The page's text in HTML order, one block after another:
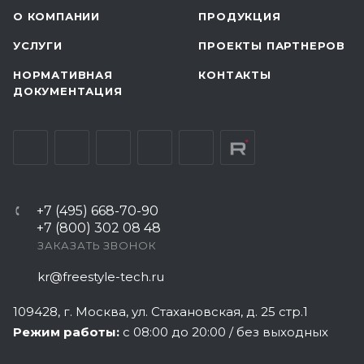
О КОМПАНИИ ПРОДУКЦИЯ
УСЛУГИ ПРОЕКТЫ ПАРТНЕРОВ
НОРМАТИВНАЯ
ДОКУМЕНТАЦИЯ
КОНТАКТЫ
+7 (495) 668-70-90
+7 (800) 302 08 48
ЗАКАЗАТЬ ЗВОНОК
kr@freestyle-tech.ru
109428, г. Москва, ул. Стахановская, д. 25 стр.1
Режим работы: с 08:00 до 20:00 / без выходных